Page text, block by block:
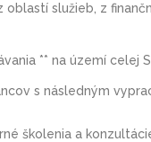
služieb, z
** na území celej
s následným
školenia a